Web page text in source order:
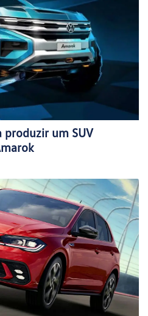
produzir um SUV